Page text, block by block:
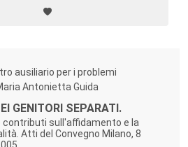
di legalità, e la componente onoraria,
ausiliario per i problemi
Antonietta Guida
GENITORI SEPARATI.
contributi sull'affidamento e la
Atti del Convegno Milano, 8